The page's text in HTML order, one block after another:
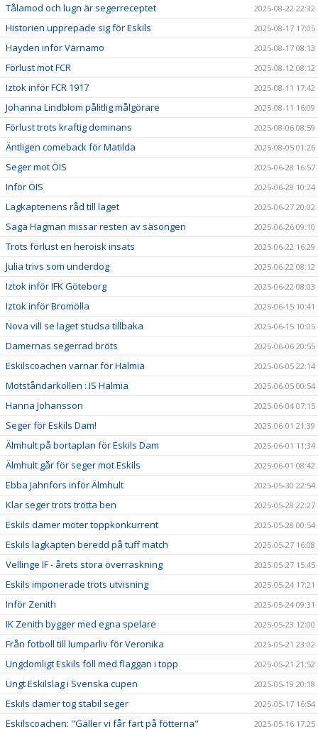
Tålamod och lugn är segerreceptet 2025-08-22 22:32
Historien upprepade sig för Eskils 2025-08-17 17:05
Hayden inför Värnamo 2025-08-17 08:13
Förlust mot FCR 2025-08-12 08:12
Iztok inför FCR 1917 2025-08-11 17:42
Johanna Lindblom pålitlig målgörare 2025-08-11 16:09
Förlust trots kraftig dominans 2025-08-06 08:59
Äntligen comeback för Matilda 2025-08-05 01:26
Seger mot ÖIS 2025-06-28 16:57
Inför ÖIS 2025-06-28 10:24
Lagkaptenens råd till laget 2025-06-27 20:02
Saga Hagman missar resten av säsongen 2025-06-26 09:10
Trots förlust en heroisk insats 2025-06-22 16:29
Julia trivs som underdog 2025-06-22 08:12
Iztok inför IFK Göteborg 2025-06-22 08:03
Iztok inför Bromölla 2025-06-15 10:41
Nova vill se laget studsa tillbaka 2025-06-15 10:05
Damernas segerrad bröts 2025-06-06 20:55
Eskilscoachen varnar för Halmia 2025-06-05 22:14
Motståndarkollen : IS Halmia 2025-06-05 00:54
Hanna Johansson 2025-06-04 07:15
Seger för Eskils Dam! 2025-06-01 21:39
Älmhult på bortaplan för Eskils Dam 2025-06-01 11:34
Älmhult går för seger mot Eskils 2025-06-01 08:42
Ebba Jahnfors inför Älmhult 2025-05-30 22:54
Klar seger trots trötta ben 2025-05-28 22:27
Eskils damer möter toppkonkurrent 2025-05-28 00:54
Eskils lagkapten beredd på tuff match 2025-05-27 16:08
Vellinge IF - årets stora överraskning 2025-05-27 15:45
Eskils imponerade trots utvisning 2025-05-24 17:21
Inför Zenith 2025-05-24 09:31
IK Zenith bygger med egna spelare 2025-05-23 12:00
Från fotboll till lumparliv för Veronika 2025-05-21 23:02
Ungdomligt Eskils föll med flaggan i topp 2025-05-21 21:52
Ungt Eskilslag i Svenska cupen 2025-05-19 20:18
Eskils damer tog stabil seger 2025-05-17 16:54
Eskilscoachen: "Gäller vi får fart på fötterna" 2025-05-16 17:25